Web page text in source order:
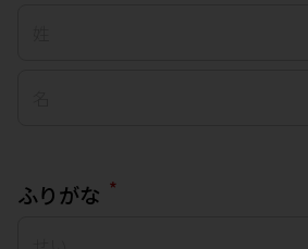
ふりがな *